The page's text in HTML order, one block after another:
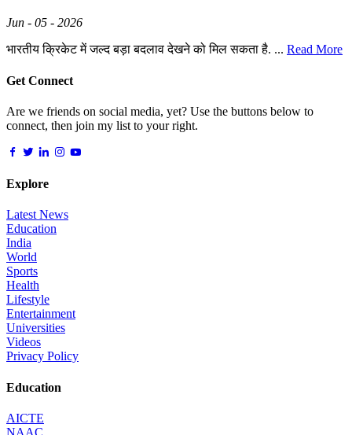
Jun - 05 - 2026
भारतीय क्रिकेट में जल्द बड़ा बदलाव देखने को मिल सकता है. ... Read More
Get Connect
Are we friends on social media, yet? Use the buttons below to
connect, then join my list to your right.
Explore
Latest News
Education
India
World
Sports
Health
Lifestyle
Entertainment
Universities
Videos
Privacy Policy
Education
AICTE
NAAC